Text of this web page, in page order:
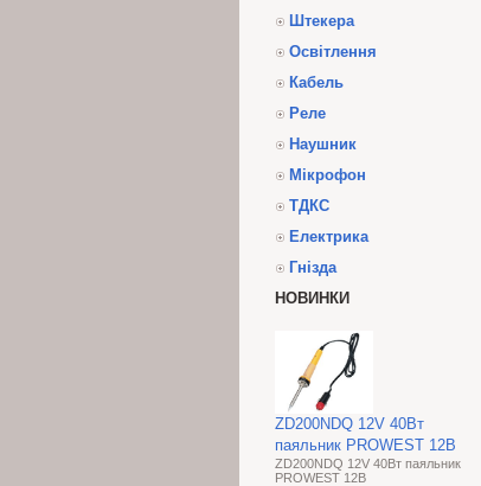
Штекера
Освітлення
Кабель
Реле
Наушник
Мікрофон
ТДКС
Електрика
Гнізда
НОВИНКИ
ZD200NDQ 12V 40Вт
паяльник PROWEST 12В
ZD200NDQ 12V 40Вт паяльник
PROWEST 12В